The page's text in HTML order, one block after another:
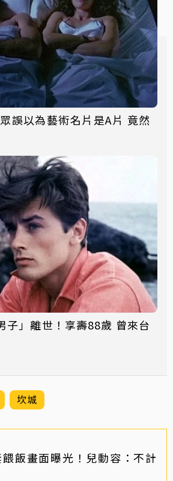
誤以為藝術名片是A片 竟然
子」離世！享壽88歲 曾來台
坎城
飯畫面曝光！兒動容：不計